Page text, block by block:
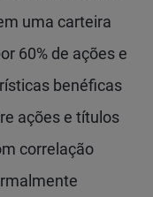
uma carteira
60% de ações e
benéficas
ações e títulos
correlação